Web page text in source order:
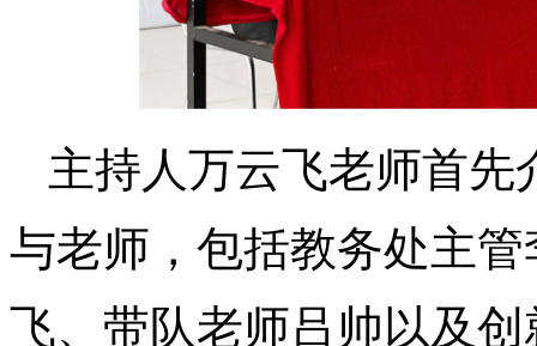
主持人万云飞老师首
与老师，包括教务处主
飞、带队老师吕帅以及